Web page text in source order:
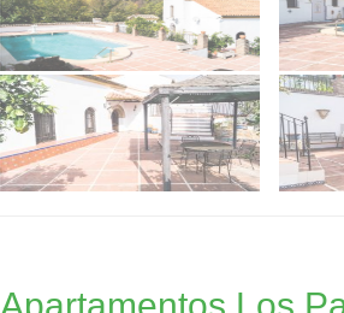
Apartamentos Los